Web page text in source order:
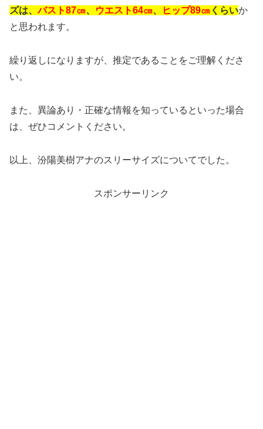
ズは、バスト87㎝、 ウエスト64㎝、 ヒップ89㎝ くらいか
と思われます。
繰り返しになりますが、推定であることをご理解くださ
い。
また、異論あり・正確な情報を知っているといった場合
は、ぜひコメントください。
以上、汾陽美樹アナのスリーサイズについてでした。
スポンサーリンク